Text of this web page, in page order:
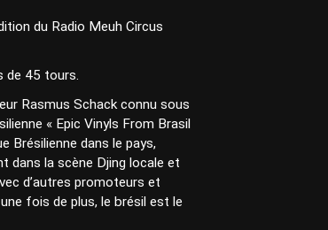
du Radio Meuh Circus
de 45 tours.
Rasmus Schack connu sous
« Epic Vinyls From Brasil
Brésilienne dans le pays,
dans la scène Djing locale et
d’autres promoteurs et
fois de plus, le brésil est le